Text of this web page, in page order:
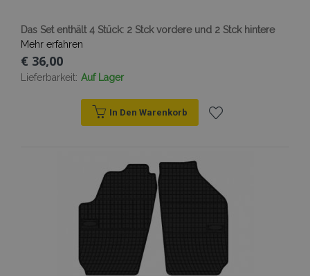
Das Set enthält 4 Stück: 2 Stck vordere und 2 Stck hintere
Mehr erfahren
€ 36,00
Lieferbarkeit: Auf Lager
In Den Warenkorb
hinzufügen
mage-cache-sessid
Adobe Inc.
www.vtvauto.at
product_data_storage
recently_viewed_product_previous
recently_compared_product_previous